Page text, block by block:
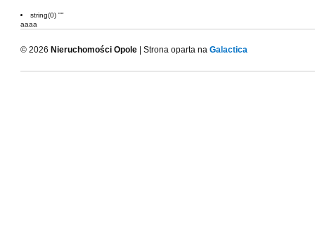
string(0) ""
aaaa
© 2026 Nieruchomości Opole | Strona oparta na Galactica